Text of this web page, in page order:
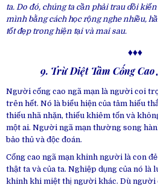
ta. Do đó, chúng ta cần phải trau dồi
mình bằng cách học rộng nghe nhiều,
tốt đẹp trong hiện tại và mai sau.
♦♦♦
9. Trừ Diệt Tâm Cống
Người cống cao ngã mạn là người coi
trên hết. Nó là biểu hiện của tâm hiếu
thiếu nhã nhặn, thiếu khiêm tốn và
một ai. Người ngã mạn thường song
bảo thủ và độc đoán.
Cống cao ngã mạn khinh người là con
thật ta và của ta. Nghiệp dụng của nó là
khinh khi miệt thị người khác. Dù người